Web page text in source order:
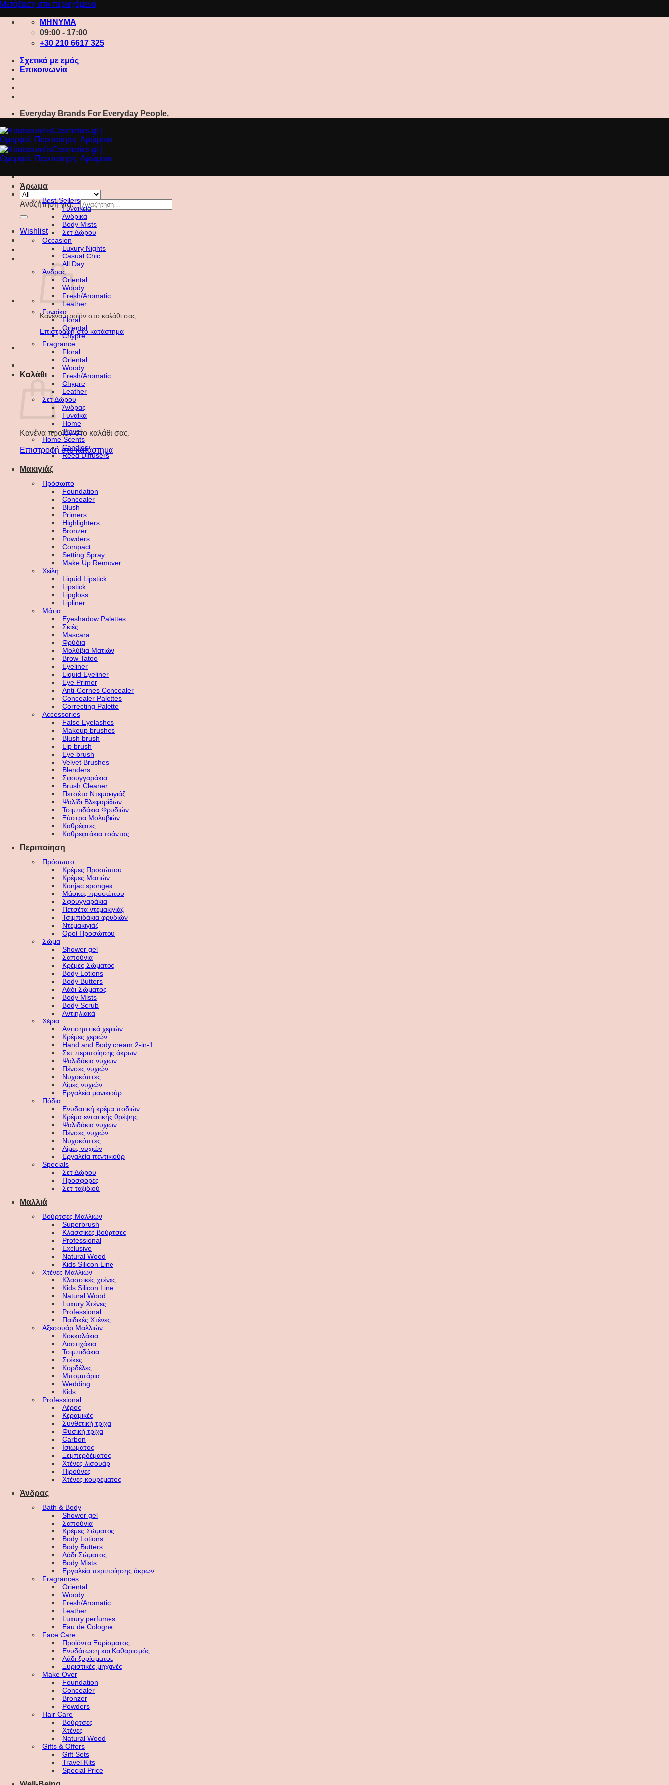
Μετάβαση στο περιεχόμενο
ΜΗΝΥΜΑ
09:00 - 17:00
+30 210 6617 325
Σχετικά με εμάς
Επικοινωνία
Everyday Brands For Everyday People.
Αναζήτηση για:
Wishlist
Κανένα προϊόν στο καλάθι σας.
Επιστροφή στο κατάστημα
Καλάθι
Κανένα προϊόν στο καλάθι σας.
Επιστροφή στο κατάστημα
Άρωμα
Best-Sellers
Γυναικεία
Ανδρικά
Body Mists
Σετ Δώρου
Occasion
Luxury Nights
Casual Chic
All Day
Άνδρας
Oriental
Woody
Fresh/Aromatic
Leather
Γυναίκα
Floral
Oriental
Chypre
Fragrance
Floral
Oriental
Woody
Fresh/Aromatic
Chypre
Leather
Σετ Δώρου
Άνδρας
Γυναίκα
Home
Travel
Home Scents
Candles
Reed Diffusers
Μακιγιάζ
Πρόσωπο
Foundation
Concealer
Blush
Primers
Highlighters
Bronzer
Powders
Compact
Setting Spray
Make Up Remover
Χείλη
Liquid Lipstick
Lipstick
Lipgloss
Lipliner
Μάτια
Eyeshadow Palettes
Σκιές
Mascara
Φρύδια
Μολύβια Ματιών
Brow Tatoo
Eyeliner
Liquid Eyeliner
Eye Primer
Anti-Cernes Concealer
Concealer Palettes
Correcting Palette
Accessories
False Eyelashes
Makeup brushes
Blush brush
Lip brush
Eye brush
Velvet Brushes
Blenders
Σφουγγαράκια
Brush Cleaner
Πετσέτα Ντεμακιγιάζ
Ψαλίδι Βλεφαρίδων
Τσιμπιδάκια Φρυδιών
Ξύστρα Μολυβιών
Καθρέφτες
Καθρεφτάκια τσάντας
Περιποίηση
Πρόσωπο
Κρέμες Προσώπου
Κρέμες Ματιών
Konjac sponges
Μάσκες προσώπου
Σφουγγαράκια
Πετσέτα ντεμακιγιάζ
Τσιμπιδάκια φρυδιών
Ντεμακιγιάζ
Οροί Προσώπου
Σώμα
Shower gel
Σαπούνια
Κρέμες Σώματος
Body Lotions
Body Butters
Λάδι Σώματος
Body Mists
Body Scrub
Αντιηλιακά
Χέρια
Αντισηπτικά χεριών
Κρέμες χεριών
Hand and Body cream 2-in-1
Σετ περιποίησης άκρων
Ψαλιδάκια νυχιών
Πένσες νυχιών
Νυχοκόπτες
Λίμες νυχιών
Εργαλεία μανικιούρ
Πόδια
Ενυδατική κρέμα ποδιών
Κρέμα εντατικής θρέψης
Ψαλιδάκια νυχιών
Πένσες νυχιών
Νυχοκόπτες
Λίμες νυχιών
Εργαλεία πεντικιούρ
Specials
Σετ Δώρου
Προσφορές
Σετ ταξιδιού
Μαλλιά
Βούρτσες Μαλλιών
Superbrush
Κλασσικές βούρτσες
Professional
Exclusive
Natural Wood
Kids Silicon Line
Χτένες Μαλλιών
Κλασσικές χτένες
Kids Silicon Line
Natural Wood
Luxury Χτένες
Professional
Παιδικές Χτένες
Αξεσουάρ Μαλλιών
Κοκκαλάκια
Λαστιχάκια
Τσιμπιδάκια
Στέκες
Κορδέλες
Μπομπάρια
Wedding
Kids
Professional
Αέρος
Κεραμικές
Συνθετική τρίχα
Φυσική τρίχα
Carbon
Ισιώματος
Ξεμπερδέματος
Χτένες λισουάρ
Πιρούνες
Χτένες κουρέματος
Άνδρας
Bath & Body
Shower gel
Σαπούνια
Κρέμες Σώματος
Body Lotions
Body Butters
Λάδι Σώματος
Body Mists
Εργαλεία περιποίησης άκρων
Fragrances
Oriental
Woody
Fresh/Aromatic
Leather
Luxury perfumes
Eau de Cologne
Face Care
Προϊόντα Ξυρίσματος
Ενυδάτωση και Καθαρισμός
Λάδι ξυρίσματος
Ξυριστικές μηχανές
Make Over
Foundation
Concealer
Bronzer
Powders
Hair Care
Βούρτσες
Χτένες
Natural Wood
Gifts & Offers
Gift Sets
Travel Kits
Special Price